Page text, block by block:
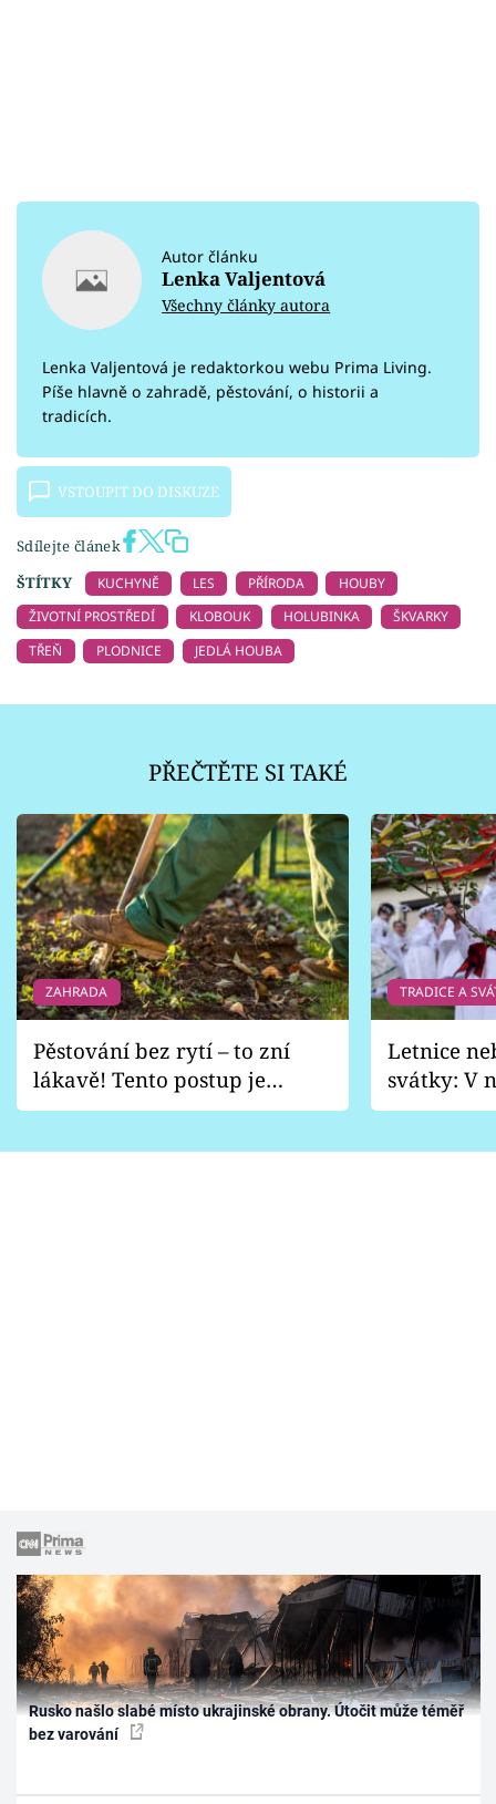
Autor článku
Lenka Valjentová
Všechny články autora
Lenka Valjentová je redaktorkou webu Prima Living.
Píše hlavně o zahradě, pěstování, o historii a
tradicích.
VSTOUPIT DO DISKUZE
Sdílejte článek
ŠTÍTKY
KUCHYNĚ LES PŘÍRODA
HOUBY
ŽIVOTNÍ PROSTŘEDÍ
KLOBOUK HOLUBINKA
ŠKVARKY
TŘEŇ
PLODNICE JEDLÁ HOUBA
PŘEČTĚTE SI TAKÉ
ZAHRADA
Pěstování bez rytí – to zní
lákavě! Tento postup je
vhodný jen pro některé
TRADICE A
Letnice
svátky: V
pondělí
Rusko našlo slabé místo ukrajinské obrany. Útočit může téměř
bez varování